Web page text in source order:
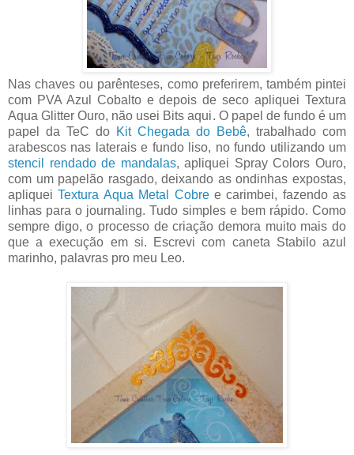
Nas chaves ou parênteses, como preferirem, também pintei
com PVA Azul Cobalto e depois de seco apliquei Textura
Aqua Glitter Ouro, não usei Bits aqui. O papel de fundo é um
papel da TeC do Kit Chegada do Bebê, trabalhado com
arabescos nas laterais e fundo liso, no fundo utilizando um
stencil rendado de mandalas, apliquei Spray Colors Ouro,
com um papelão rasgado, deixando as ondinhas expostas,
apliqueiTextura Aqua Metal Cobree carimbei, fazendo as
linhas para o journaling. Tudo simples e bem rápido. Como
sempre digo, o processo de criação demora muito mais do
que a execução em si. Escrevi com caneta Stabilo azul
marinho, palavras pro meu Leo.